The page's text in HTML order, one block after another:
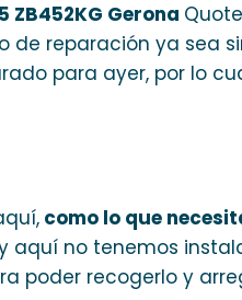
ZB452KG Gerona
de reparación ya sea
para ayer, por lo
como lo que
aquí no tenemos
poder recogerlo y